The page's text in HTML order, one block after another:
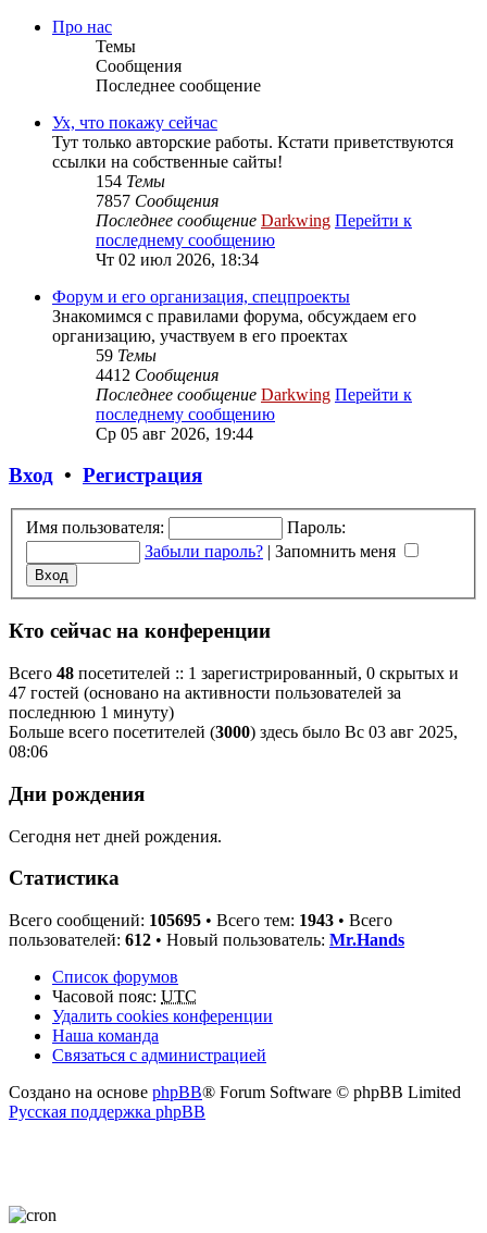
Про нас
Темы
Сообщения
Последнее сообщение
Ух, что покажу сейчас
Тут только авторские работы. Кстати приветствуются
ссылки на собственные сайты!
154 Темы
7857 Сообщения
Последнее сообщение Darkwing Перейти к
последнему сообщению
Чт 02 июл 2026, 18:34
Форум и его организация, спецпроекты
Знакомимся с правилами форума, обсуждаем его
организацию, участвуем в его проектах
59 Темы
4412 Сообщения
Последнее сообщение Darkwing Перейти к
последнему сообщению
Ср 05 авг 2026, 19:44
Вход • Регистрация
Имя пользователя:
Пароль:
Забыли пароль? | Запомнить меня
Кто сейчас на конференции
Всего 48 посетителей :: 1 зарегистрированный, 0 скрытых и
47 гостей (основано на активности пользователей за
последнюю 1 минуту)
Больше всего посетителей (3000) здесь было Вс 03 авг 2025,
08:06
Дни рождения
Сегодня нет дней рождения.
Статистика
Всего сообщений: 105695 • Всего тем: 1943 • Всего
пользователей: 612 • Новый пользователь: Mr.Hands
Список форумов
Часовой пояс: UTC
Удалить cookies конференции
Наша команда
Связаться с администрацией
Создано на основе phpBB® Forum Software © phpBB Limited
Русская поддержка phpBB